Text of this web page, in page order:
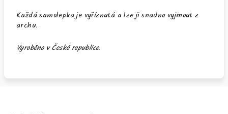
Každá samolepka je vyříznutá a lze ji snadno vyjmout z
archu.
Vyroběno v České republice.